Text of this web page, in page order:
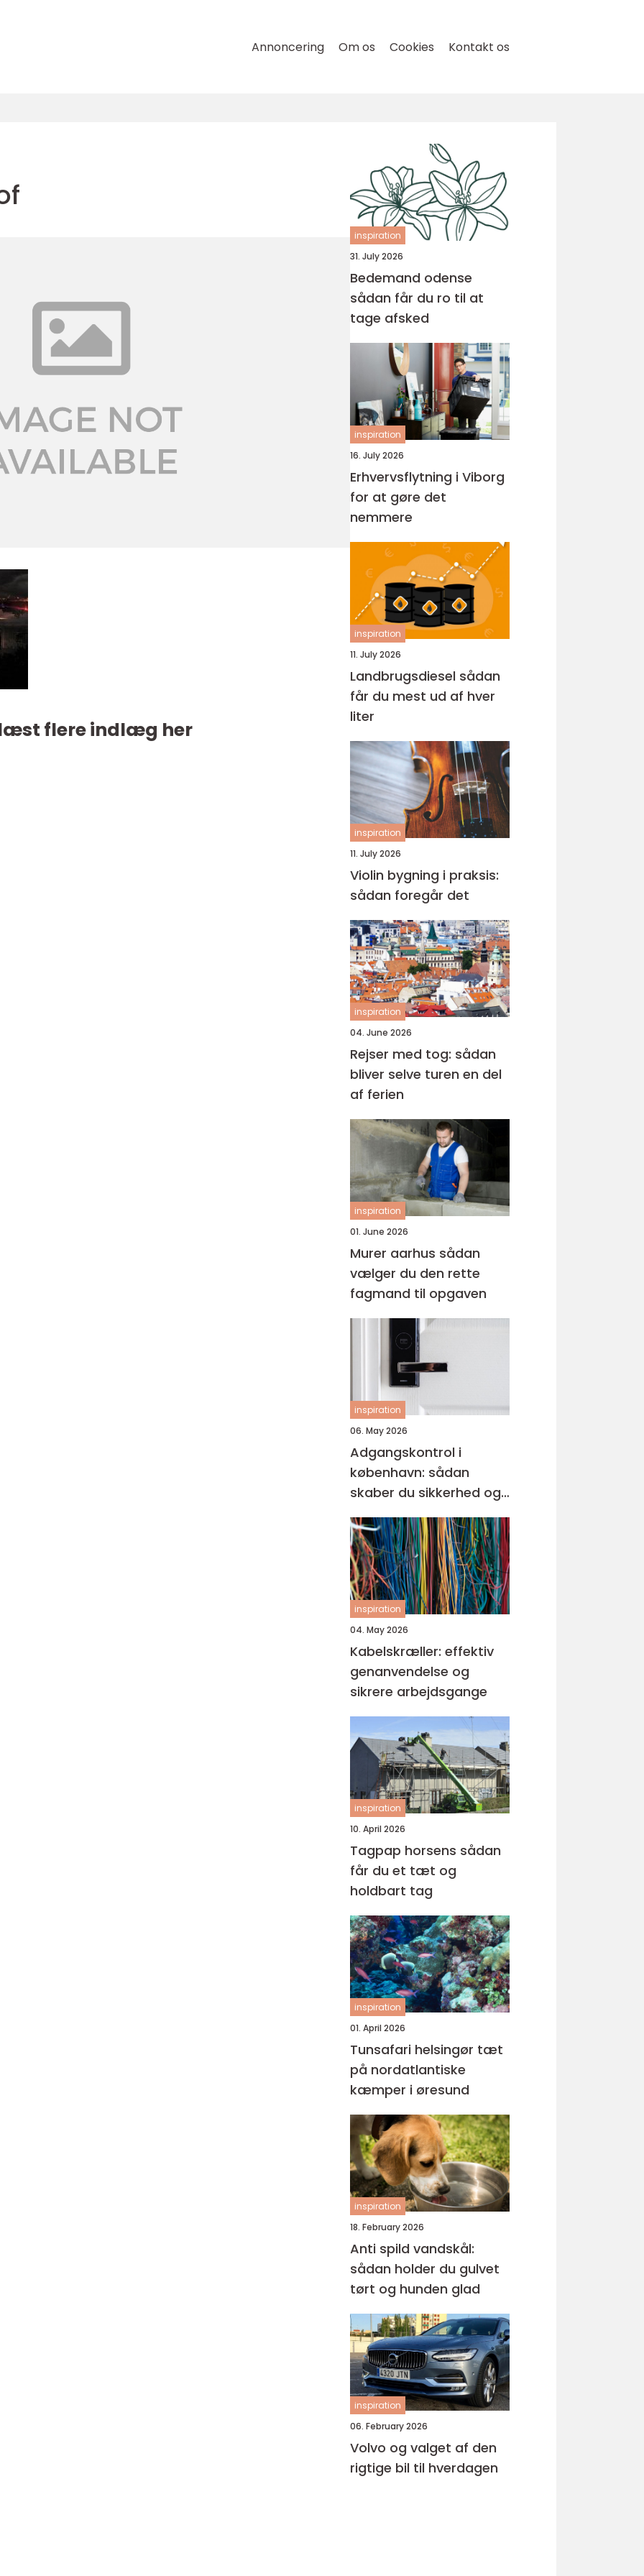
Annoncering Om os Cookies Kontakt os
flere indlæg her
inspiration
31. July 2026
Bedemand odense
sådan får du ro til at
tage afsked
inspiration
16. July 2026
Erhvervsflytning i Viborg
for at gøre det
nemmere
inspiration
11. July 2026
Landbrugsdiesel sådan
får du mest ud af hver
liter
inspiration
11. July 2026
Violin bygning i praksis:
sådan foregår det
inspiration
04. June 2026
Rejser med tog: sådan
bliver selve turen en del
af ferien
inspiration
01. June 2026
Murer aarhus sådan
vælger du den rette
fagmand til opgaven
inspiration
06. May 2026
Adgangskontrol i
københavn: sådan
skaber du sikkerhed og
tryghed i hverdagen
inspiration
04. May 2026
Kabelskræller: effektiv
genanvendelse og
sikrere arbejdsgange
inspiration
10. April 2026
Tagpap horsens sådan
får du et tæt og
holdbart tag
inspiration
01. April 2026
Tunsafari helsingør tæt
på nordatlantiske
kæmper i øresund
inspiration
18. February 2026
Anti spild vandskål:
sådan holder du gulvet
tørt og hunden glad
inspiration
06. February 2026
Volvo og valget af den
rigtige bil til hverdagen